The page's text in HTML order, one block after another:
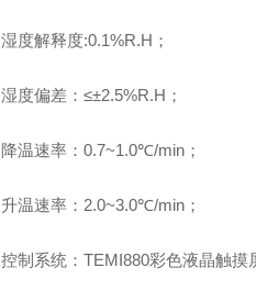
湿度解释度:0.1%R.H；
湿度偏差： ≤±2.5%R.H；
降温速率： 0.7~1.0℃/min；
升温速率： 2.0~3.0℃/min；
控制系统： TEMI880彩色液晶触摸